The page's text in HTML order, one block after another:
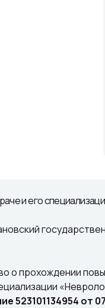
и его
о прохождении
523101134954 от